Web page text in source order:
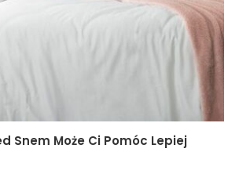
Snem Może Ci Pomóc Lepiej